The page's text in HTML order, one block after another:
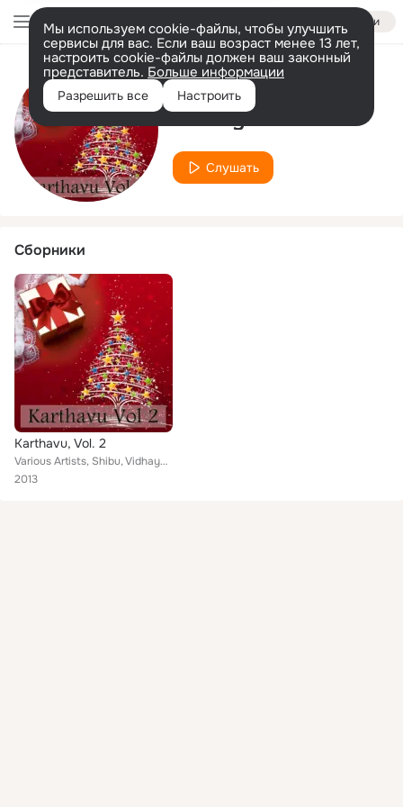
Войти
Мы используем cookie-файлы, чтобы улучшить
сервисы для вас. Если ваш возраст менее 13 лет,
настроить cookie-файлы должен ваш законный
представитель. Больше информации
Разрешить все Настроить
Исполнитель
Vidhayasanker
Слушать
Сборники
Karthavu, Vol. 2
Various Artists, Shibu, Vidhayasanker, Sudheesh, Shikha Prabhakar, Arun, Wilson Piravom, Varsha, Sreelakshmi
2013